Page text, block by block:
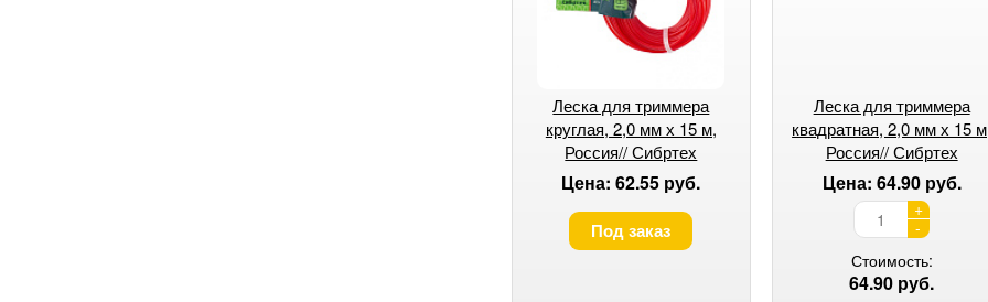
Леска для триммера
круглая, 2,0 мм х 15 м,
Россия// Сибртех
Цена: 62.55 руб.
Под заказ
Леска для триммера
квадратная, 2,0 мм х 15
Россия// Сибртех
Цена: 64.90 руб.
+
-
Стоимость:
64.90 руб.